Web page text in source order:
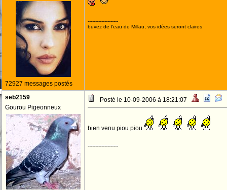
72927 messages postés
--------------------
buvez de l'eau de Millau, vos idées seront claires
seb2159
Gourou Pigeonneux
Posté le 10-09-2006 à 18:21:07
bien venu piou piou
--------------------